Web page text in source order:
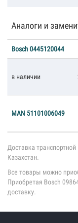
Аналоги и
Bosch 0445120044
в наличии
MAN 51101006049
Доставка
Казахстан.
Все товары можно
Приобретая Bosch
доставку.